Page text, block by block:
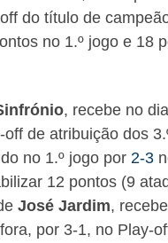
do título de
no 1.º jogo e 18
, recebe no
de atribuição dos
no 1.º jogo por 2-3
12 pontos (9
José Jardim,
por 3-1, no Play-